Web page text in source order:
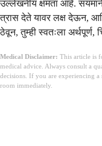
उल्लेखनीय क्षमता आहे.
त्रास देते यावर लक्ष देऊन, आणि
ठेवून, तुम्ही स्वतःला अर्थपूर्ण,
Medical Disclaimer: This article is
medical advice. Always consult a
decisions. If you are experiencing a
room immediately.